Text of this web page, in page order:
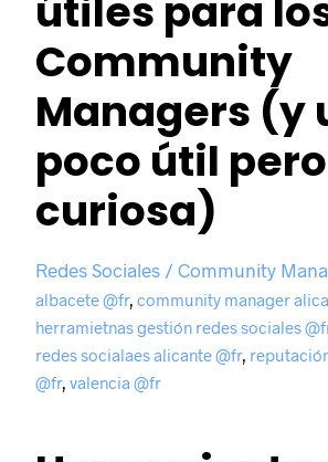
útiles para
Community
Managers (y
poco útil pero
curiosa)
Redes Sociales / Community
albacete @fr,community manager
herramietnas gestión redes sociales
redes socialaes alicante @fr,
@fr,valencia @fr